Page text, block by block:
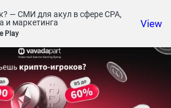
— СМИ для акул в сфере СРА,
и маркетинга
Play
View